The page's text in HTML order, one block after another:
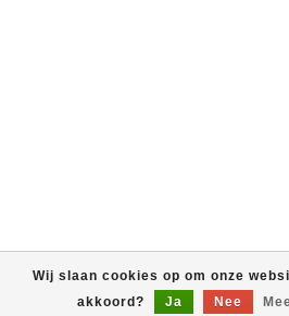
Wij slaan cookies op om onze
akkoord?
Ja Nee